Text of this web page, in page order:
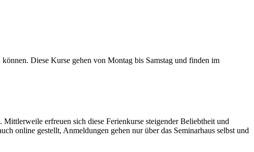
Diese Kurse gehen von Montag bis Samstag und finden im
erfreuen sich diese Ferienkurse steigender Beliebtheit und
online gestellt, Anmeldungen gehen nur über das Seminarhaus selbst und